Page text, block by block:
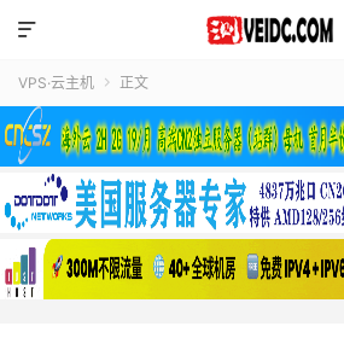

VPS·云主机  正文